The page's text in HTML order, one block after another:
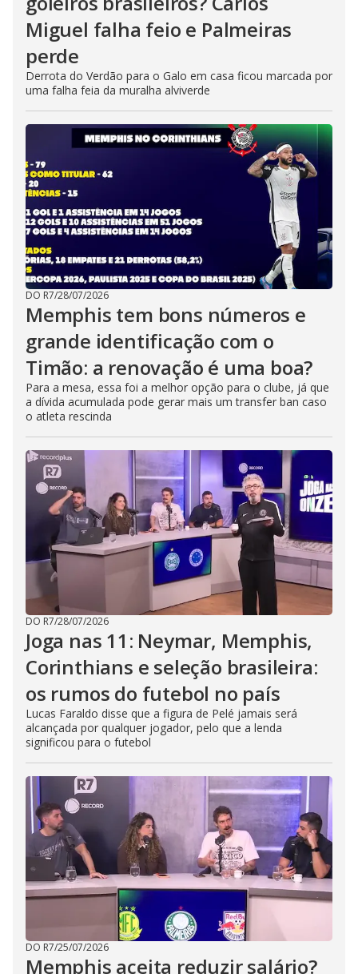
Miguel falha feio e Palmeiras
perde
Derrota do Verdão para o Galo em casa ficou marcada por
uma falha feia da muralha alviverde
DO R7/28/07/2026
Memphis tem bons números e
grande identificação com o
Timão: a renovação é uma boa?
Para a mesa, essa foi a melhor opção para o clube, já que
a dívida acumulada pode gerar mais um transfer ban caso
o atleta rescinda
DO R7/28/07/2026
Joga nas 11: Neymar, Memphis,
Corinthians e seleção brasileira:
os rumos do futebol no país
Lucas Faraldo disse que a figura de Pelé jamais será
alcançada por qualquer jogador, pelo que a lenda
significou para o futebol
DO R7/25/07/2026
Memphis aceita reduzir salário?